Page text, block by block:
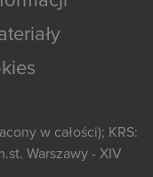
w całości); KRS:
Warszawy - XIV